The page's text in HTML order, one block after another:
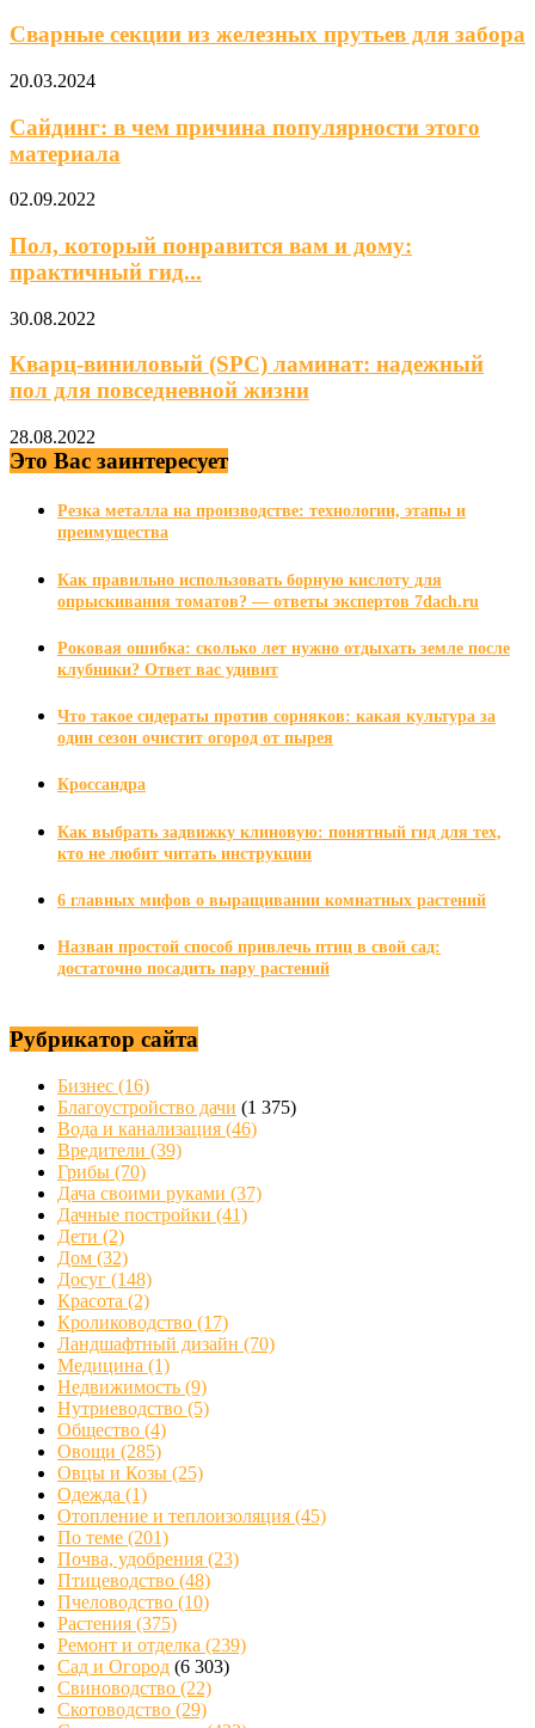
Сварные секции из железных прутьев для забора
20.03.2024
Сайдинг: в чем причина популярности этого
материала
02.09.2022
Пол, который понравится вам и дому:
практичный гид...
30.08.2022
Кварц-виниловый (SPC) ламинат: надежный
пол для повседневной жизни
28.08.2022
Это Вас заинтересует
Резка металла на производстве: технологии, этапы и
преимущества
Как правильно использовать борную кислоту для
опрыскивания томатов? — ответы экспертов 7dach.ru
Роковая ошибка: сколько лет нужно отдыхать земле после
клубники? Ответ вас удивит
Что такое сидераты против сорняков: какая культура за
один сезон очистит огород от пырея
Кроссандра
Как выбрать задвижку клиновую: понятный гид для тех,
кто не любит читать инструкции
6 главных мифов о выращивании комнатных растений
Назван простой способ привлечь птиц в свой сад:
достаточно посадить пару растений
Рубрикатор сайта
Бизнес (16)
Благоустройство дачи (1 375)
Вода и канализация (46)
Вредители (39)
Грибы (70)
Дача своими руками (37)
Дачные постройки (41)
Дети (2)
Дом (32)
Досуг (148)
Красота (2)
Кролиководство (17)
Ландшафтный дизайн (70)
Медицина (1)
Недвижимость (9)
Нутриеводство (5)
Общество (4)
Овощи (285)
Овцы и Козы (25)
Одежда (1)
Отопление и теплоизоляция (45)
По теме (201)
Почва, удобрения (23)
Птицеводство (48)
Пчеловодство (10)
Растения (375)
Ремонт и отделка (239)
Сад и Огород (6 303)
Свиноводство (22)
Скотоводство (29)